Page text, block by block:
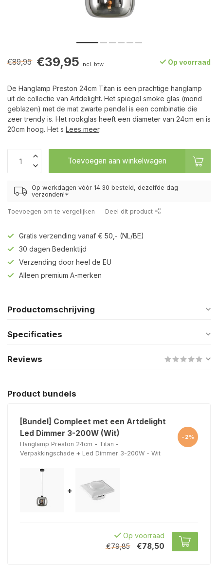
€89,95 €39,95 Incl. btw Op voorraad
De Hanglamp Preston 24cm Titan is een prachtige hanglamp
uit de collectie van Artdelight. Het spiegel smoke glas (mond
geblazen) met de mat zwarte pendel is een combinatie die
zeer trendy is. Het rookglas heeft een diameter van 24cm en is
20cm hoog. Het s Lees meer.
Toevoegen aan winkelwagen
Op werkdagen vóór 14.30 besteld, dezelfde dag
verzonden!*
Toevoegen om te vergelijken Deel dit product
Gratis verzending vanaf € 50,- (NL/BE)
30 dagen Bedenktijd
Verzending door heel de EU
Alleen premium A-merken
Productomschrijving
Specificaties
Reviews
Product bundels
[Bundel] Compleet met een Artdelight
Led Dimmer 3-200W (Wit)
Hanglamp Preston 24cm - Titan -
Verpakkingschade + Led Dimmer 3-200W - Wit
-2%
+
Op voorraad
€79,85
€78,50